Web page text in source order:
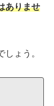
ありませ
ょう。